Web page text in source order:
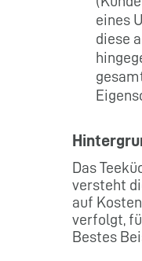
eines
diese
Das
versteht
auf
verfolgt,
Bestes